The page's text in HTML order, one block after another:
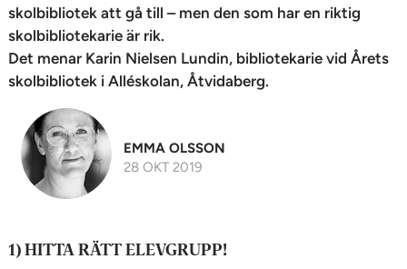
skolbibliotek att gå till – men den som har en riktig
skolbibliotekarie är rik.
Det menar Karin Nielsen Lundin, bibliotekarie vid Årets
skolbibliotek i Alléskolan, Åtvidaberg.
EMMA OLSSON
28 OKT 2019
1) HITTA RÄTT ELEVGRUPP!